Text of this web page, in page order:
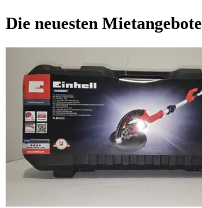
Die neuesten Mietangebote